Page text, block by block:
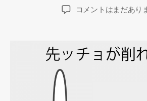
稿
日
ペ
ペ
コメントはまだあり